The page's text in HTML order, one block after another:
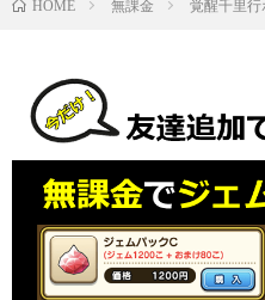
HOME 無課金 覚醒千里